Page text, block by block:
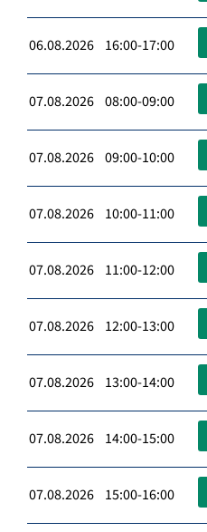
06.08.2026 16:00-17:00
07.08.2026 08:00-09:00
07.08.2026 09:00-10:00
07.08.2026 10:00-11:00
07.08.2026 11:00-12:00
07.08.2026 12:00-13:00
07.08.2026 13:00-14:00
07.08.2026 14:00-15:00
07.08.2026 15:00-16:00